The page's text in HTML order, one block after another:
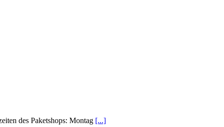
des Paketshops: Montag [...]